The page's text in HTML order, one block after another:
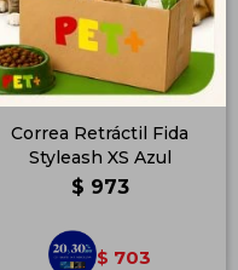
Correa Retráctil Fida
Styleash XS Azul
$ 973
$ 703